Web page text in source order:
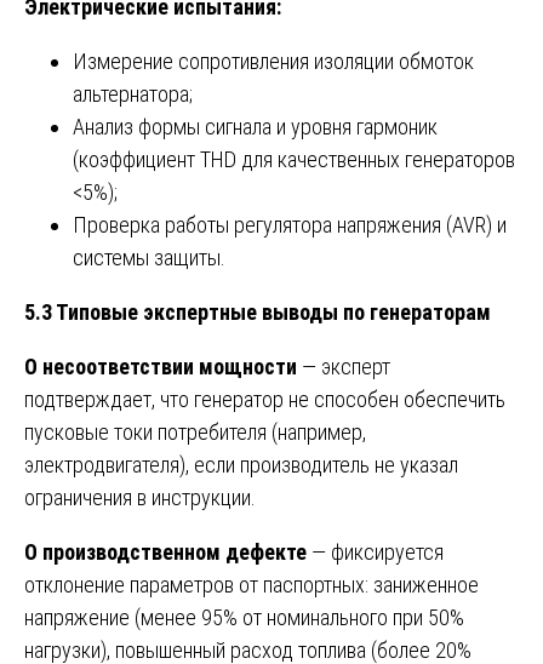
Электрические испытания:
Измерение сопротивления изоляции обмоток
альтернатора;
Анализ формы сигнала и уровня гармоник
(коэффициент THD для качественных генераторов
<5%);
Проверка работы регулятора напряжения (AVR) и
системы защиты.
5.3 Типовые экспертные выводы по генераторам
О несоответствии мощности — эксперт
подтверждает, что генератор не способен обеспечить
пусковые токи потребителя (например,
электродвигателя), если производитель не указал
ограничения в инструкции.
О производственном дефекте — фиксируется
отклонение параметров от паспортных: заниженное
напряжение (менее 95% от номинального при 50%
нагрузки), повышенный расход топлива (более 20%